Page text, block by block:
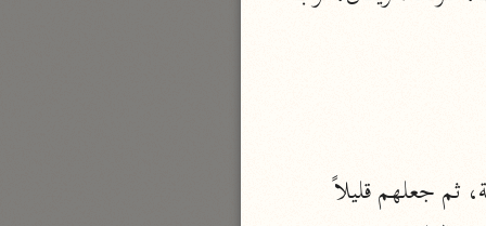
نحو ١٥ مجلدًا
3904 - في شراذم النعال ... وجمع الشرذمة: شراذم، فذكرهم بالاسم الدال على القلة، ثم جعلهم قليلاً